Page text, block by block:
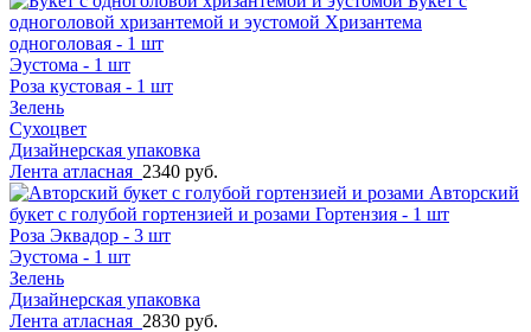
одноголовой хризантемой и эустомой Хризантема
одноголовая - 1 шт
Эустома - 1 шт
Роза кустовая - 1 шт
Зелень
Сухоцвет
Дизайнерская упаковка
Лента атласная 2340 руб.
Авторский
букет с голубой гортензией и розами Гортензия - 1 шт
Роза Эквадор - 3 шт
Эустома - 1 шт
Зелень
Дизайнерская упаковка
Лента атласная 2830 руб.